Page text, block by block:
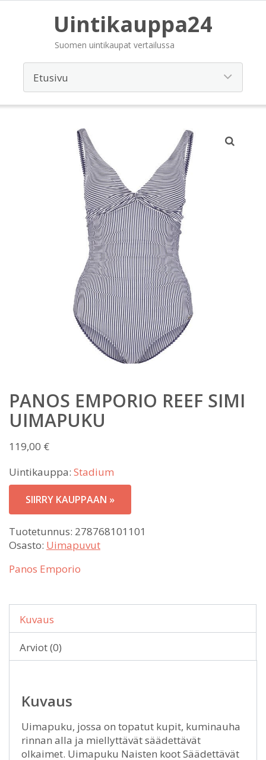
Uintikauppa24
Suomen uintikaupat vertailussa
PANOS EMPORIO REEF SIMI
UIMAPUKU
119,00 €
Uintikauppa: Stadium
SIIRRY KAUPPAAN »
Tuotetunnus: 278768101101
Osasto: Uimapuvut
Panos Emporio
Kuvaus
Arviot (0)
Kuvaus
Uimapuku, jossa on topatut kupit, kuminauha
rinnan alla ja miellyttävät säädettävät
olkaimet. Uimapuku Naisten koot Säädettävät